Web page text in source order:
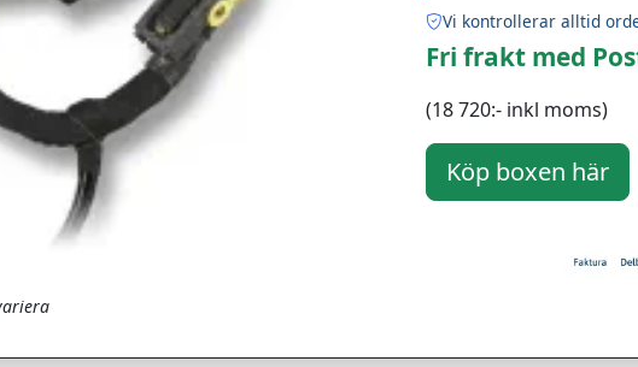
Vi kontrollerar alltid
Fri frakt med
(18 720:- inkl moms)